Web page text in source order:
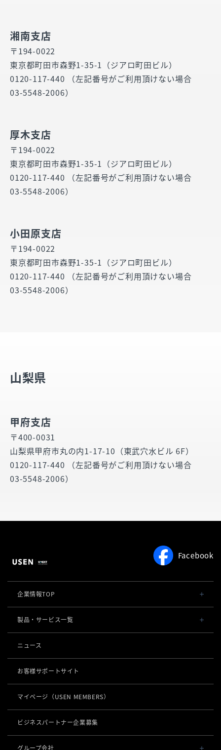
湘南支店
〒194-0022
東京都町田市森野1-35-1（ジアロ町田ビル）
0120-117-440 （左記番号がご利用頂けない場合
03-5548-2006）
厚木支店
〒194-0022
東京都町田市森野1-35-1（ジアロ町田ビル）
0120-117-440 （左記番号がご利用頂けない場合
03-5548-2006）
小田原支店
〒194-0022
東京都町田市森野1-35-1（ジアロ町田ビル）
0120-117-440 （左記番号がご利用頂けない場合
03-5548-2006）
山梨県
甲府支店
〒400-0031
山梨県甲府市丸の内1-17-10（東武穴水ビル 6F）
0120-117-440 （左記番号がご利用頂けない場合
03-5548-2006）
Facebook
企業情報TOP
会社概要・役員一覧
社長メッセージ
事業所一覧
店舗DX
製品・サービス一覧
POSレジ 他
USENセルフレジ
USENレジTAB STORE
オーダーシステム
USEN ハンディ
USEN Mobile Order
USEN Tablet Order
キャッシュレス決済
USEN PAY
USEN PAY
ロボティクス
KettyBot Pro（配膳）
導入事例
ニュース
お客様サポートサイト
マイページ （USEN MEMBERS）
ビジネスパートナー企業募集
グループ会社